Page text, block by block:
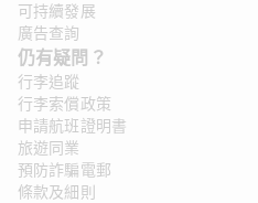
可持續發展
廣告查詢
仍有疑問？
行李追蹤
行李索償政策
申請航班證明書
旅遊同業
預防詐騙電郵
條款及細則